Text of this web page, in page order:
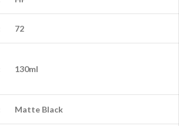
72
130ml
Matte Black